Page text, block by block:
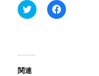
ク
リ
T
F
a
関連